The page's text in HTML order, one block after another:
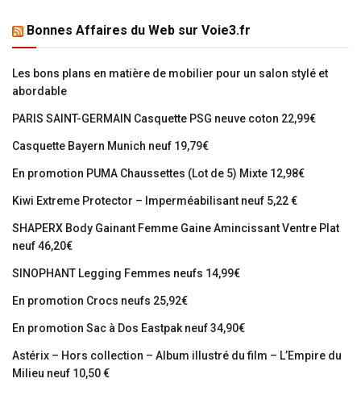
Bonnes Affaires du Web sur Voie3.fr
Les bons plans en matière de mobilier pour un salon stylé et
abordable
PARIS SAINT-GERMAIN Casquette PSG neuve coton 22,99€
Casquette Bayern Munich neuf 19,79€
En promotion PUMA Chaussettes (Lot de 5) Mixte 12,98€
Kiwi Extreme Protector – Imperméabilisant neuf 5,22 €
SHAPERX Body Gainant Femme Gaine Amincissant Ventre Plat
neuf 46,20€
SINOPHANT Legging Femmes neufs 14,99€
En promotion Crocs neufs 25,92€
En promotion Sac à Dos Eastpak neuf 34,90€
Astérix – Hors collection – Album illustré du film – L’Empire du
Milieu neuf 10,50 €